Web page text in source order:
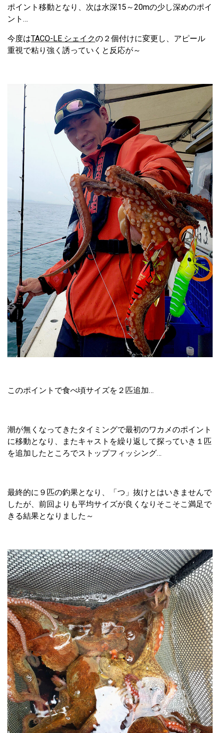
ポイント移動となり、次は水深15～20mの少し深めのポイ
ント…
今度はTACO-LE シェイクの２個付けに変更し、アピール
重視で粘り強く誘っていくと反応が～
このポイントで食べ頃サイズを２匹追加…
潮が無くなってきたタイミングで最初のワカメのポイント
に移動となり、またキャストを繰り返して探っていき１匹
を追加したところでストップフィッシング…
最終的に９匹の釣果となり、「つ」抜けとはいきませんで
したが、前回よりも平均サイズが良くなりそこそこ満足で
きる結果となりました～